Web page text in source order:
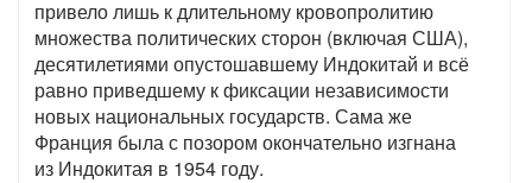
привело лишь к длительному кровопролитию
множества политических сторон (включая США),
десятилетиями опустошавшему Индокитай и всё
равно приведшему к фиксации независимости
новых национальных государств. Сама же
Франция была с позором окончательно изгнана
из Индокитая в 1954 году.